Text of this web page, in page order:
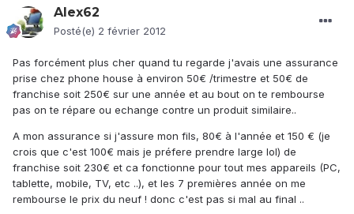
Alex62
Posté(e) 2 février 2012
Pas forcément plus cher quand tu regarde j'avais une assurance
prise chez phone house à environ 50€ /trimestre et 50€ de
franchise soit 250€ sur une année et au bout on te rembourse
pas on te répare ou echange contre un produit similaire..
A mon assurance si j'assure mon fils, 80€ à l'année et 150 € (je
crois que c'est 100€ mais je préfere prendre large lol) de
franchise soit 230€ et ca fonctionne pour tout mes appareils (PC,
tablette, mobile, TV, etc ..), et les 7 premières année on me
rembourse le prix du neuf ! donc c'est pas si mal au final ..